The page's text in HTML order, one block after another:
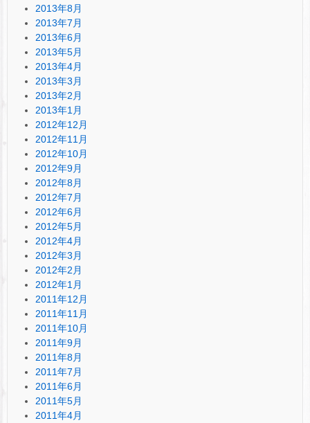
2013年8月
2013年7月
2013年6月
2013年5月
2013年4月
2013年3月
2013年2月
2013年1月
2012年12月
2012年11月
2012年10月
2012年9月
2012年8月
2012年7月
2012年6月
2012年5月
2012年4月
2012年3月
2012年2月
2012年1月
2011年12月
2011年11月
2011年10月
2011年9月
2011年8月
2011年7月
2011年6月
2011年5月
2011年4月